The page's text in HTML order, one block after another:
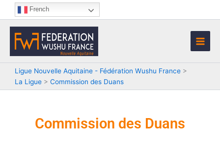
contenu
French
Ligue Nouvelle Aquitaine - Fédération Wushu France >
La Ligue > Commission des Duans
Commission des Duans